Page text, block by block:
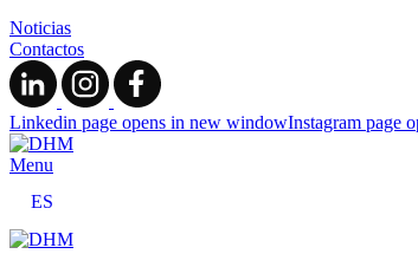
Noticias
Contactos
Linkedin page opens in new windowInstagram page
Menu
ES